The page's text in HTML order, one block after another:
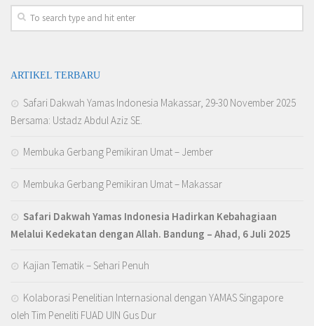
ARTIKEL TERBARU
Safari Dakwah Yamas Indonesia Makassar, 29-30 November 2025
Bersama: Ustadz Abdul Aziz SE.
Membuka Gerbang Pemikiran Umat – Jember
Membuka Gerbang Pemikiran Umat – Makassar
Safari Dakwah Yamas Indonesia Hadirkan Kebahagiaan
Melalui Kedekatan dengan Allah. Bandung – Ahad, 6 Juli 2025
Kajian Tematik – Sehari Penuh
Kolaborasi Penelitian Internasional dengan YAMAS Singapore
oleh Tim Peneliti FUAD UIN Gus Dur